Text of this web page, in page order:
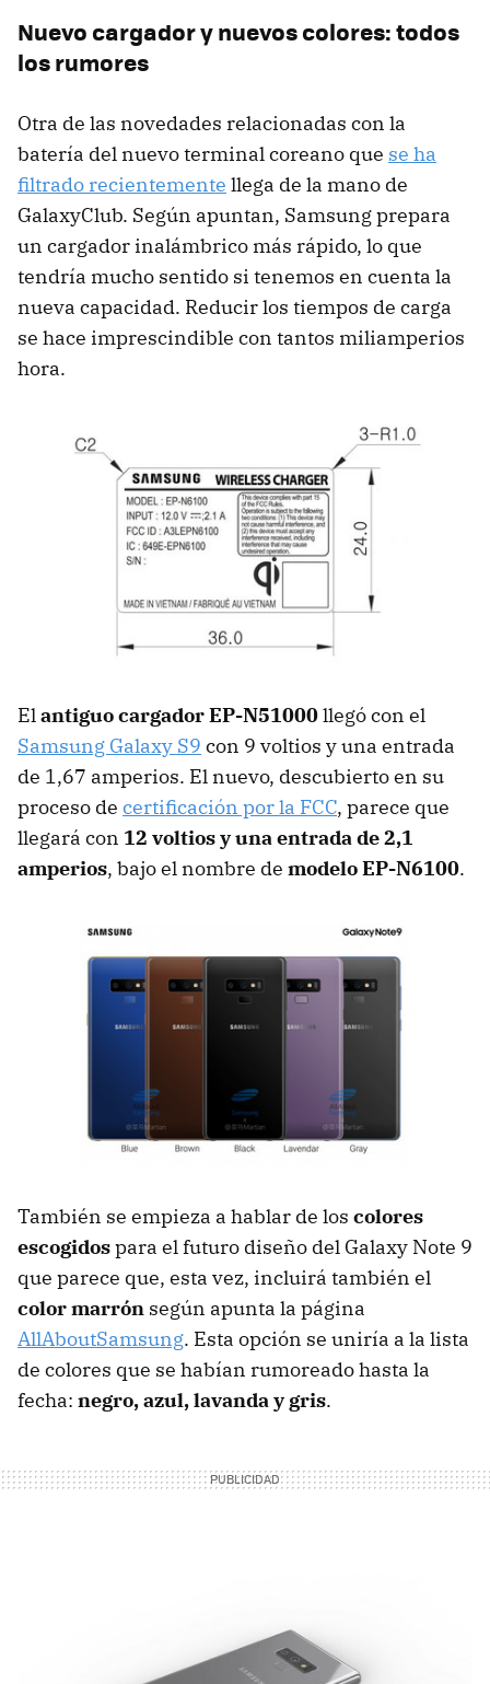
Nuevo cargador y nuevos colores: todos
los rumores
Otra de las novedades relacionadas con la
batería del nuevo terminal coreano que se ha
filtrado recientemente llega de la mano de
GalaxyClub. Según apuntan, Samsung prepara
un cargador inalámbrico más rápido, lo que
tendría mucho sentido si tenemos en cuenta la
nueva capacidad. Reducir los tiempos de carga
se hace imprescindible con tantos miliamperios
hora.
Elantiguo cargador EP-N51000llegó con el
Samsung Galaxy S9 con 9 voltios y una entrada
de 1,67 amperios. El nuevo, descubierto en su
proceso de certificación por la FCC, parece que
llegará con 12 voltios y una entrada de 2,1
amperios, bajo el nombre de modelo EP-N6100.
También se empieza a hablar de los colores
escogidospara el futuro diseño del Galaxy Note 9
que parece que, esta vez, incluirá también el
color marrón según apunta la página
AllAboutSamsung. Esta opción se uniría a la lista
de colores que se habían rumoreado hasta la
fecha: negro, azul, lavanda y gris.